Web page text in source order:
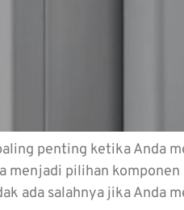
penting ketika Anda
pilihan
ada salahnya jika Anda